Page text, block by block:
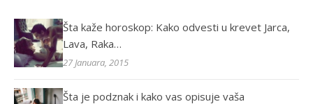
Šta kaže horoskop: Kako odvesti u krevet Jarca,
Lava, Raka…
27 Januara, 2015
Šta je podznak i kako vas opisuje vaša